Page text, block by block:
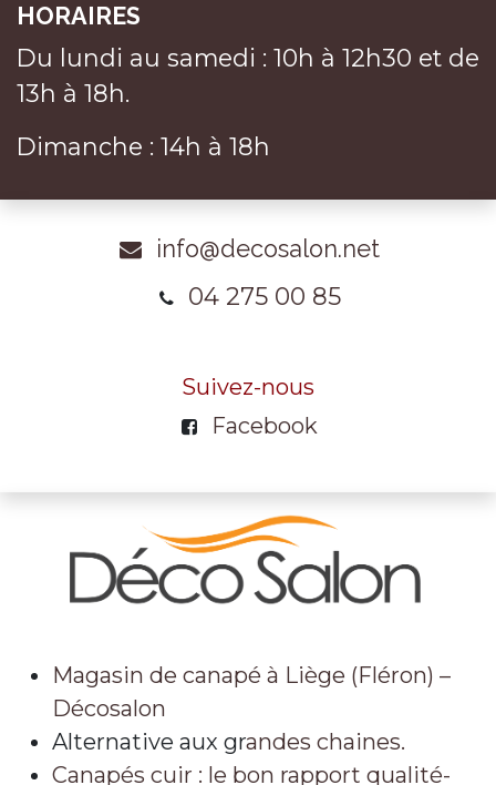
HORAIRES
Du lundi au samedi : 10h à 12h30 et de
13h à 18h.
Dimanche : 14h à 18h
info@decosalon.net
04 275 00 85
Suivez-nous
Facebook
Magasin de canapé à Liège (Fléron) –
Décosalon
Alternative aux grandes chaines.
Canapés cuir : le bon rapport qualité-